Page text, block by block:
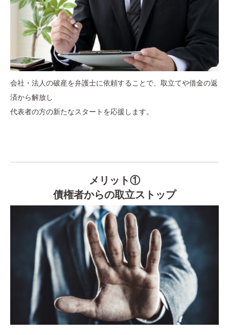
会社・法人の破産を弁護士に依頼することで、取立てや借金の返
済から解放し
代表者の方の新たなスタートを応援します。
メリット①
債権者からの取立ストップ